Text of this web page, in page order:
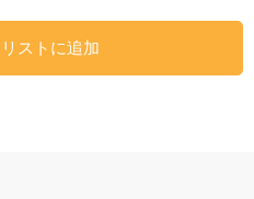
に！練習にも！
ストに追加